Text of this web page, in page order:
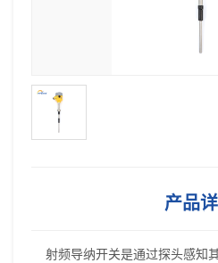
产品
射频导纳开关是通过探头感知